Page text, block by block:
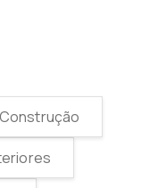
Construção